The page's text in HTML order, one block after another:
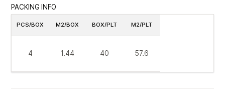
PACKING INFO
PCS/BOX
4
M2/BOX
1.44
BOX/PLT
40
M2/PLT
57.6